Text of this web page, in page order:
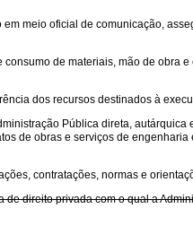
meio oficial de comunicação,
de materiais, mão de obra
dos recursos destinados à
Pública direta,
de obras e serviços de
contratações, normas e
direito privada com o qual a